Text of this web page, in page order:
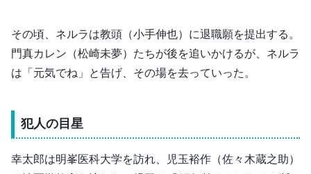
その頃、ネルラは教頭（小手伸也）に退職願を提出する。
門真カレン（松崎未夢）たちが後を追いかけるが、ネルラ
は「元気でね」と告げ、その場を去っていった。
犯人の目星
幸太郎は明峯医科大学を訪れ、児玉裕作（佐々木蔵之助）